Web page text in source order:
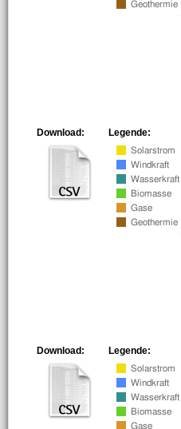
Legende:
Download:
Legende:
Download: